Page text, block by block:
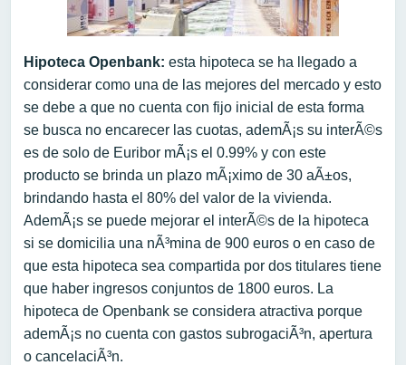
Hipoteca Openbank: esta hipoteca se ha llegado a
considerar como una de las mejores del mercado y esto
se debe a que no cuenta con fijo inicial de esta forma
se busca no encarecer las cuotas, ademÃ¡s su interÃ©s
es de solo de Euribor mÃ¡s el 0.99% y con este
producto se brinda un plazo mÃ¡ximo de 30 aÃ±os,
brindando hasta el 80% del valor de la vivienda.
AdemÃ¡s se puede mejorar el interÃ©s de la hipoteca
si se domicilia una nÃ³mina de 900 euros o en caso de
que esta hipoteca sea compartida por dos titulares tiene
que haber ingresos conjuntos de 1800 euros. La
hipoteca de Openbank se considera atractiva porque
ademÃ¡s no cuenta con gastos subrogaciÃ³n, apertura
o cancelaciÃ³n.